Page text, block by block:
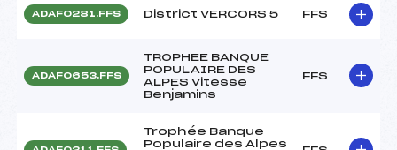
ADAF0281.FFS District VERCORS 5 FFS
ADAF0653.FFS
TROPHEE BANQUE
POPULAIRE DES
ALPES Vitesse
Benjamins
FFS
Trophée Banque
Populaire des Alpes